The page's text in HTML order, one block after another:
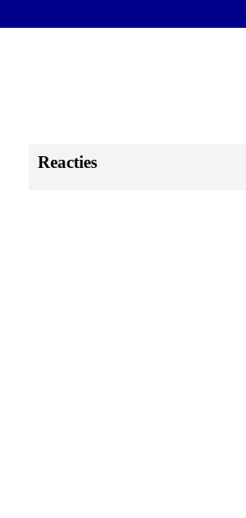
Reacties